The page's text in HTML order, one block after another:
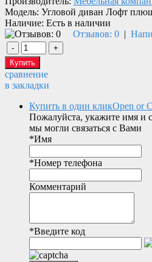
Модель: Угловой диван Лофт
Наличие: Есть в наличии
Отзывов: 0 |
сравнение
в закладки
Купить в один кликOpen or
Пожалуйста, укажите имя и
мы могли связаться с Вами
*Имя
*Номер телефона
Комментарий
*Введите код